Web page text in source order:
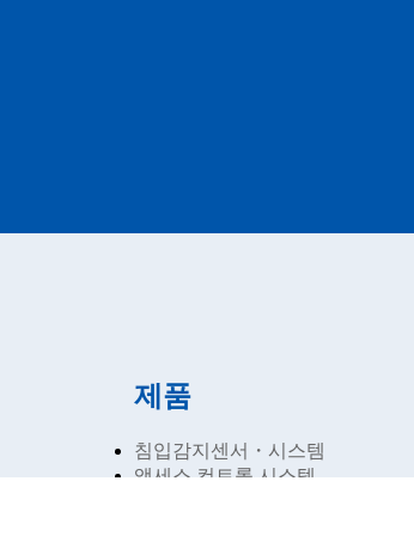
제품
침입감지센서・시스템
액세스 컨트롤 시스템